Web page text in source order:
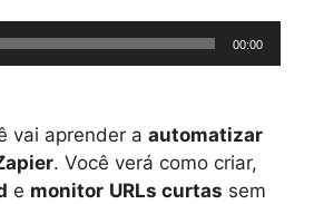
00:00
vai aprender a automatizar
. Você verá como criar,
e monitor URLs curtas sem